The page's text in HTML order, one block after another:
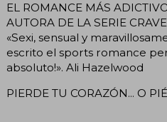
EL ROMANCE MÁS
AUTORA DE LA SERIE
«Sexi, sensual y
escrito el sports romance
absoluto!». Ali Hazelwood
PIERDE TU CORAZÓN... O